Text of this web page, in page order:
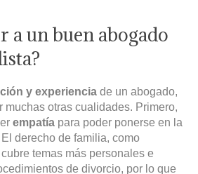
a un buen abogado
y experiencia de un abogado,
muchas otras cualidades. Primero,
empatía para poder ponerse en la
derecho de familia, como
temas más personales e
de divorcio, por lo que